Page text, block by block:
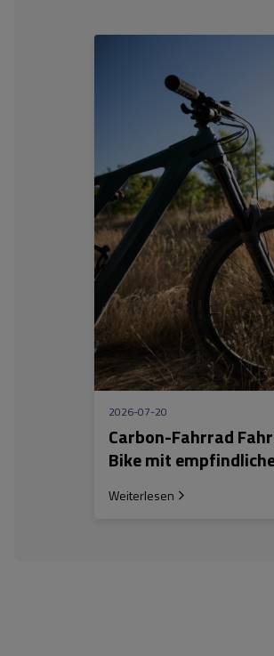
2026-07-20
Carbon-Fahrrad
Bike mit
Weiterlesen